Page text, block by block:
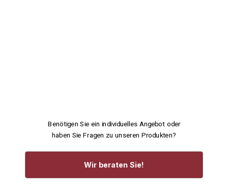
Benötigen Sie ein individuelles Angebot oder
haben Sie Fragen zu unseren Produkten?
Wir beraten Sie!